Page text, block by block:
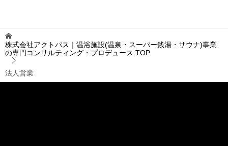
株式会社アクトパス｜温浴施設(温泉・スーパー銭湯・サウナ)事業
の専門コンサルティング・プロデュース TOP
法人営業